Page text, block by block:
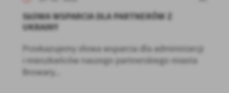
SŁOWA WSPARCIA DLA PARTNERÓW Z
UKRAINY
Przekazujemy słowa wsparcia dla administarcji
i mieszkańców naszego partnerskiego miasta
Browary...